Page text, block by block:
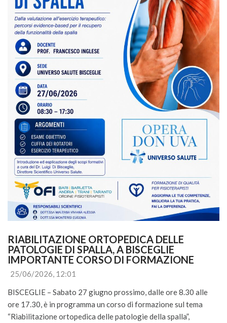
RIABILITAZIONE ORTOPEDICA DELLE
PATOLOGIE DI SPALLA, A BISCEGLIE
IMPORTANTE CORSO DI FORMAZIONE
25/06/2026, 12:01
BISCEGLIE – Sabato 27 giugno prossimo, dalle ore 8.30 alle
ore 17.30, è in programma un corso di formazione sul tema
“Riabilitazione ortopedica delle patologie della spalla”,